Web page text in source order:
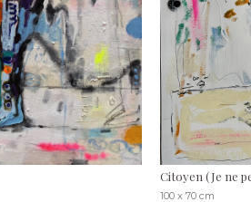
Citoyen (Je ne
100 x 70 cm